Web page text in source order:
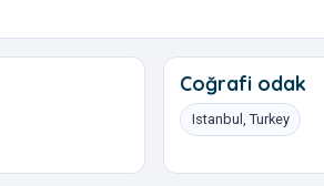
Coğrafi odak
Istanbul, Turkey